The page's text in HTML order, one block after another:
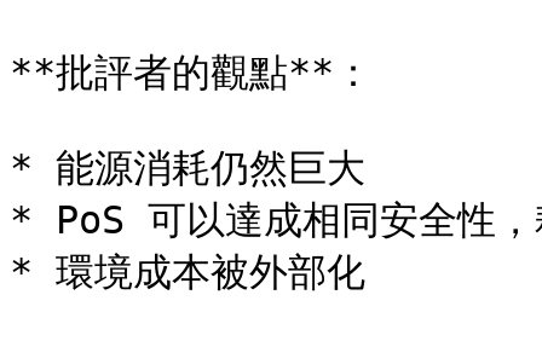
**批評者的觀點**：
* 能源消耗仍然巨大
* PoS 可以達成相同安全性
* 環境成本被外部化